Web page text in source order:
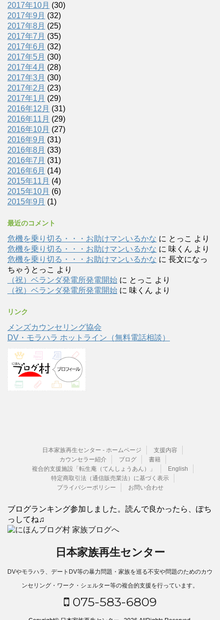
2017年10月 (30)
2017年9月 (32)
2017年8月 (25)
2017年7月 (35)
2017年6月 (32)
2017年5月 (30)
2017年4月 (28)
2017年3月 (30)
2017年2月 (23)
2017年1月 (29)
2016年12月 (31)
2016年11月 (29)
2016年10月 (27)
2016年9月 (31)
2016年8月 (33)
2016年7月 (31)
2016年6月 (14)
2015年11月 (4)
2015年10月 (6)
2015年9月 (1)
最近のコメント
危機を乗り切る・・・お助けマンいるかな に とっこ より
危機を乗り切る・・・お助けマンいるかな に 味くん より
危機を乗り切る・・・お助けマンいるかな に 長文になっ
ちゃうとっこ より
（祝）ベランダ発電所発電開始 に とっこ より
（祝）ベランダ発電所発電開始 に 味くん より
リンク
メンズカウンセリング協会
DV・モラハラ ホットライン（無料電話相談）
日本家族再生センター - ホームページ
支援内容
カウンセラー紹介
ブログ
書籍
複合的支援施設「転生庵（てんしょうあん）」
English
特定商取引法（通信販売業法）に基づく表示
プライバシーポリシー
お問い合わせ
ブログランキング参加しました。読んで良かったら、ぽち
っしてね♫
日本家族再生センター
DVやモラハラ、デートDV等の暴力問題・家族を巡る不安や問題のためのカウ
ンセリング・ワーク・シェルター等の複合的支援を行っています。
075-583-6809